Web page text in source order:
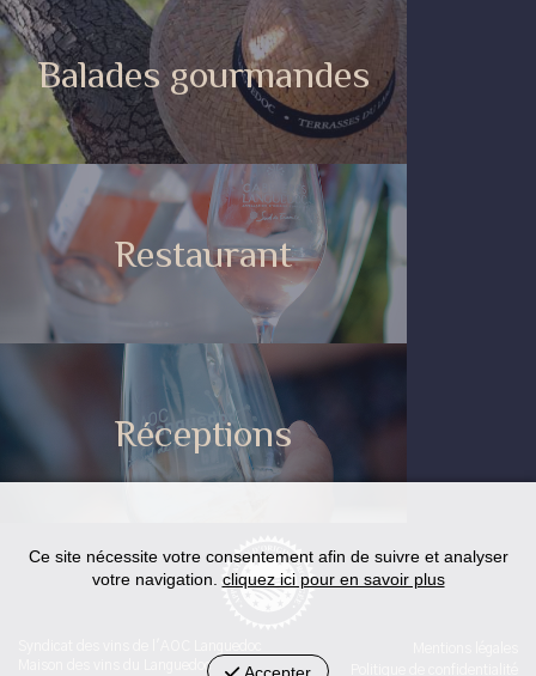
Balades gourmandes
Restaurant
Réceptions
Maison des vins du Languedoc
Ce site nécessite votre consentement afin de suivre et analyser
votre navigation. cliquez ici pour en savoir plus